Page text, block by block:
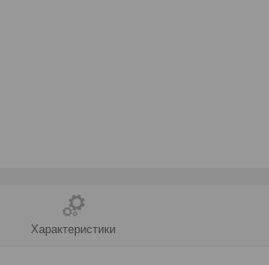
Характеристики